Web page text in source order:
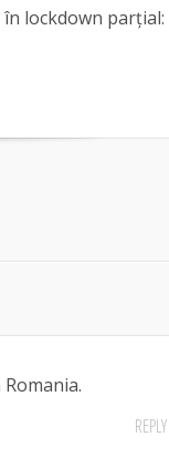
lockdown parțial:
REPLY